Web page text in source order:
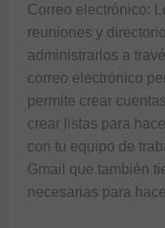
Correo electrónico:
reuniones y
administrarlos a
correo electrónico
permite crear
crear listas para
con tu equipo de
Gmail que también
necesarias para